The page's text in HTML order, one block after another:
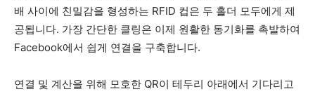
배 사이에 친밀감을 형성하는 RFID 컵은 두 홀더 모두에게 제
공됩니다. 가장 간단한 클링은 이제 원활한 동기화를 촉발하여
Facebook에서 쉽게 연결을 구축합니다.
연결 및 계산을 위해 모호한 QR이 테두리 아래에서 기다리고